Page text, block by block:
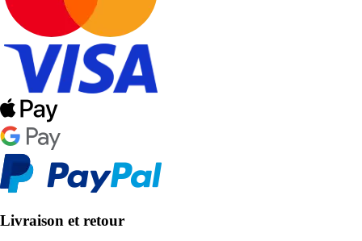
Livraison et retour